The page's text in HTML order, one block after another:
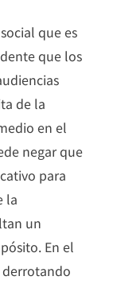
que es
que los
de la
en el
negar que
para
la
un
En el
derrotando